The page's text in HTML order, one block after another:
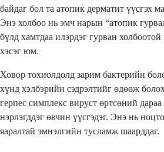
байдаг бол та атопик дерматит үүсгэх
Энэ холбоо нь эмч нарын “атопик
бүлд хамтдаа илэрдэг гурван
хэсэг юм.
Ховор тохиолдолд зарим бактерийн
хүнд хэлбэрийн сэдрэлтийг өдөөж
герпес симплекс вируст өртсөний
нэрлэгддэг өвчин үүсгэдэг. Энэ нь
яаралтай эмнэлгийн тусламж шаарддаг.